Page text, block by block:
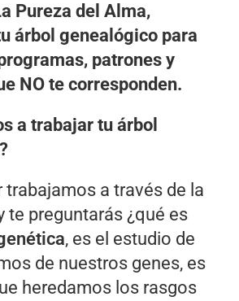
Pureza del Alma,
árbol genealógico para
patrones y
NO te corresponden.
a trabajar tu árbol
trabajamos a través de la
te preguntarás ¿qué es
, es el estudio de
de nuestros genes, es
heredamos los rasgos